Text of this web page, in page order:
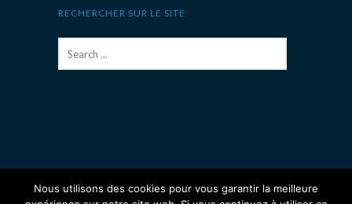
RECHERCHER SUR LE SITE
Nous utilisons des cookies pour vous garantir la meilleure